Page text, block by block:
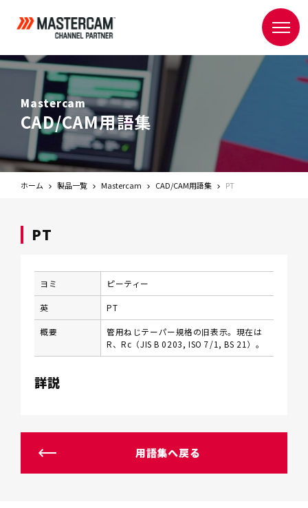
Mastercam
CAD/CAM用語集
ホーム 製品一覧 Mastercam CAD/CAM用語集 PT
PT
ヨミ ピーティー
英 PT
概要
管用ねじテーパー規格の旧表示。現在は
R、Rc（JIS B 0203, ISO 7/1, BS 21）。
詳説
用語集へ戻る